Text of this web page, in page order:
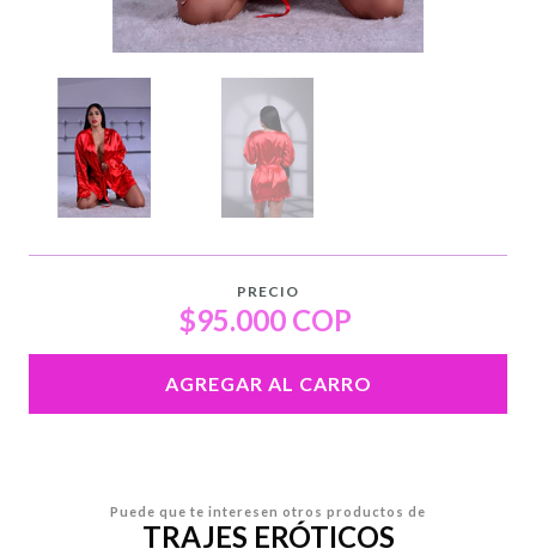
PRECIO
$95.000 COP
AGREGAR AL CARRO
Puede que te interesen otros productos de
TRAJES ERÓTICOS